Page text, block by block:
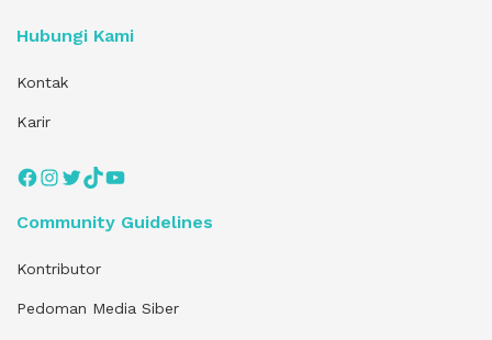
Hubungi Kami
Kontak
Karir
Facebook
Instagram
Twitter
TikTokYouTube
Community Guidelines
Kontributor
Pedoman Media Siber